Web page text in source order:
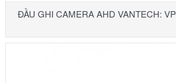
ĐẦU GHI CAMERA AHD VANTECH: